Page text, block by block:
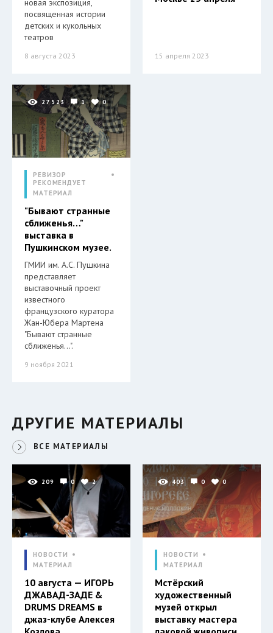
новая экспозиция,
посвященная истории
детских и кукольных
театров
8 августа 2023 15 апреля 2023
27 523 1 0
РЕВИЗОР
РЕКОМЕНДУЕТ
МАТЕРИАЛ
"Бывают странные
сближенья…"
выставка в
Пушкинском музее.
ГМИИ им. А.С. Пушкина
представляет
выставочный проект
известного
французского куратора
Жан-Юбера Мартена
"Бывают странные
сближенья…".
9 ноября 2021
ДРУГИЕ МАТЕРИАЛЫ
ВСЕ МАТЕРИАЛЫ
209 0 2
НОВОСТИ
МАТЕРИАЛ
10 августа — ИГОРЬ
ДЖАВАД-ЗАДЕ &
DRUMS DREAMS в
джаз-клубе Алексея
403 0 0
НОВОСТИ
МАТЕРИАЛ
Мстёрский
художественный
музей открыл
выставку мастера